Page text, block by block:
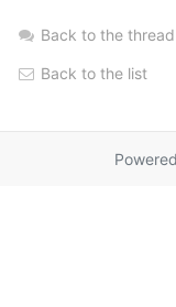
Back to the thread
Back to the list